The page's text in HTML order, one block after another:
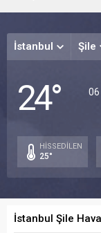
İstanbul Şile
24°
HİSSEDİLEN
25°
İstanbul Şile